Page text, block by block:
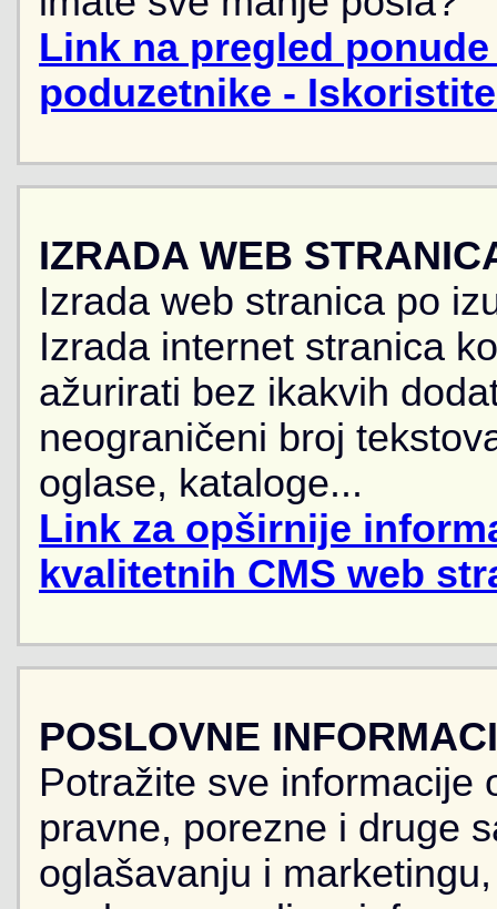
Link na pregled
poduzetnike -
IZRADA WEB
Izrada web stranica po
Izrada internet stranica
ažurirati bez ikakvih
neograničeni broj
oglase, kataloge...
Link za opširnije
kvalitetnih CMS web
POSLOVNE
Potražite sve informacije
pravne, porezne i druge
oglašavanju i